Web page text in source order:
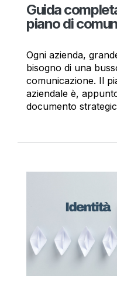
Guida
piano di
Ogni azienda,
bisogno di una
comunicazione. Il
aziendale è,
documento